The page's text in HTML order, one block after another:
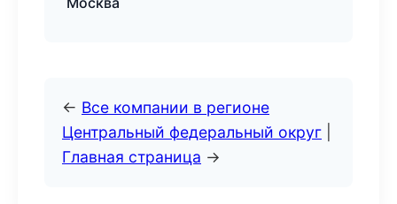
← Все компании в регионе
Центральный федеральный округ
Главная страница →